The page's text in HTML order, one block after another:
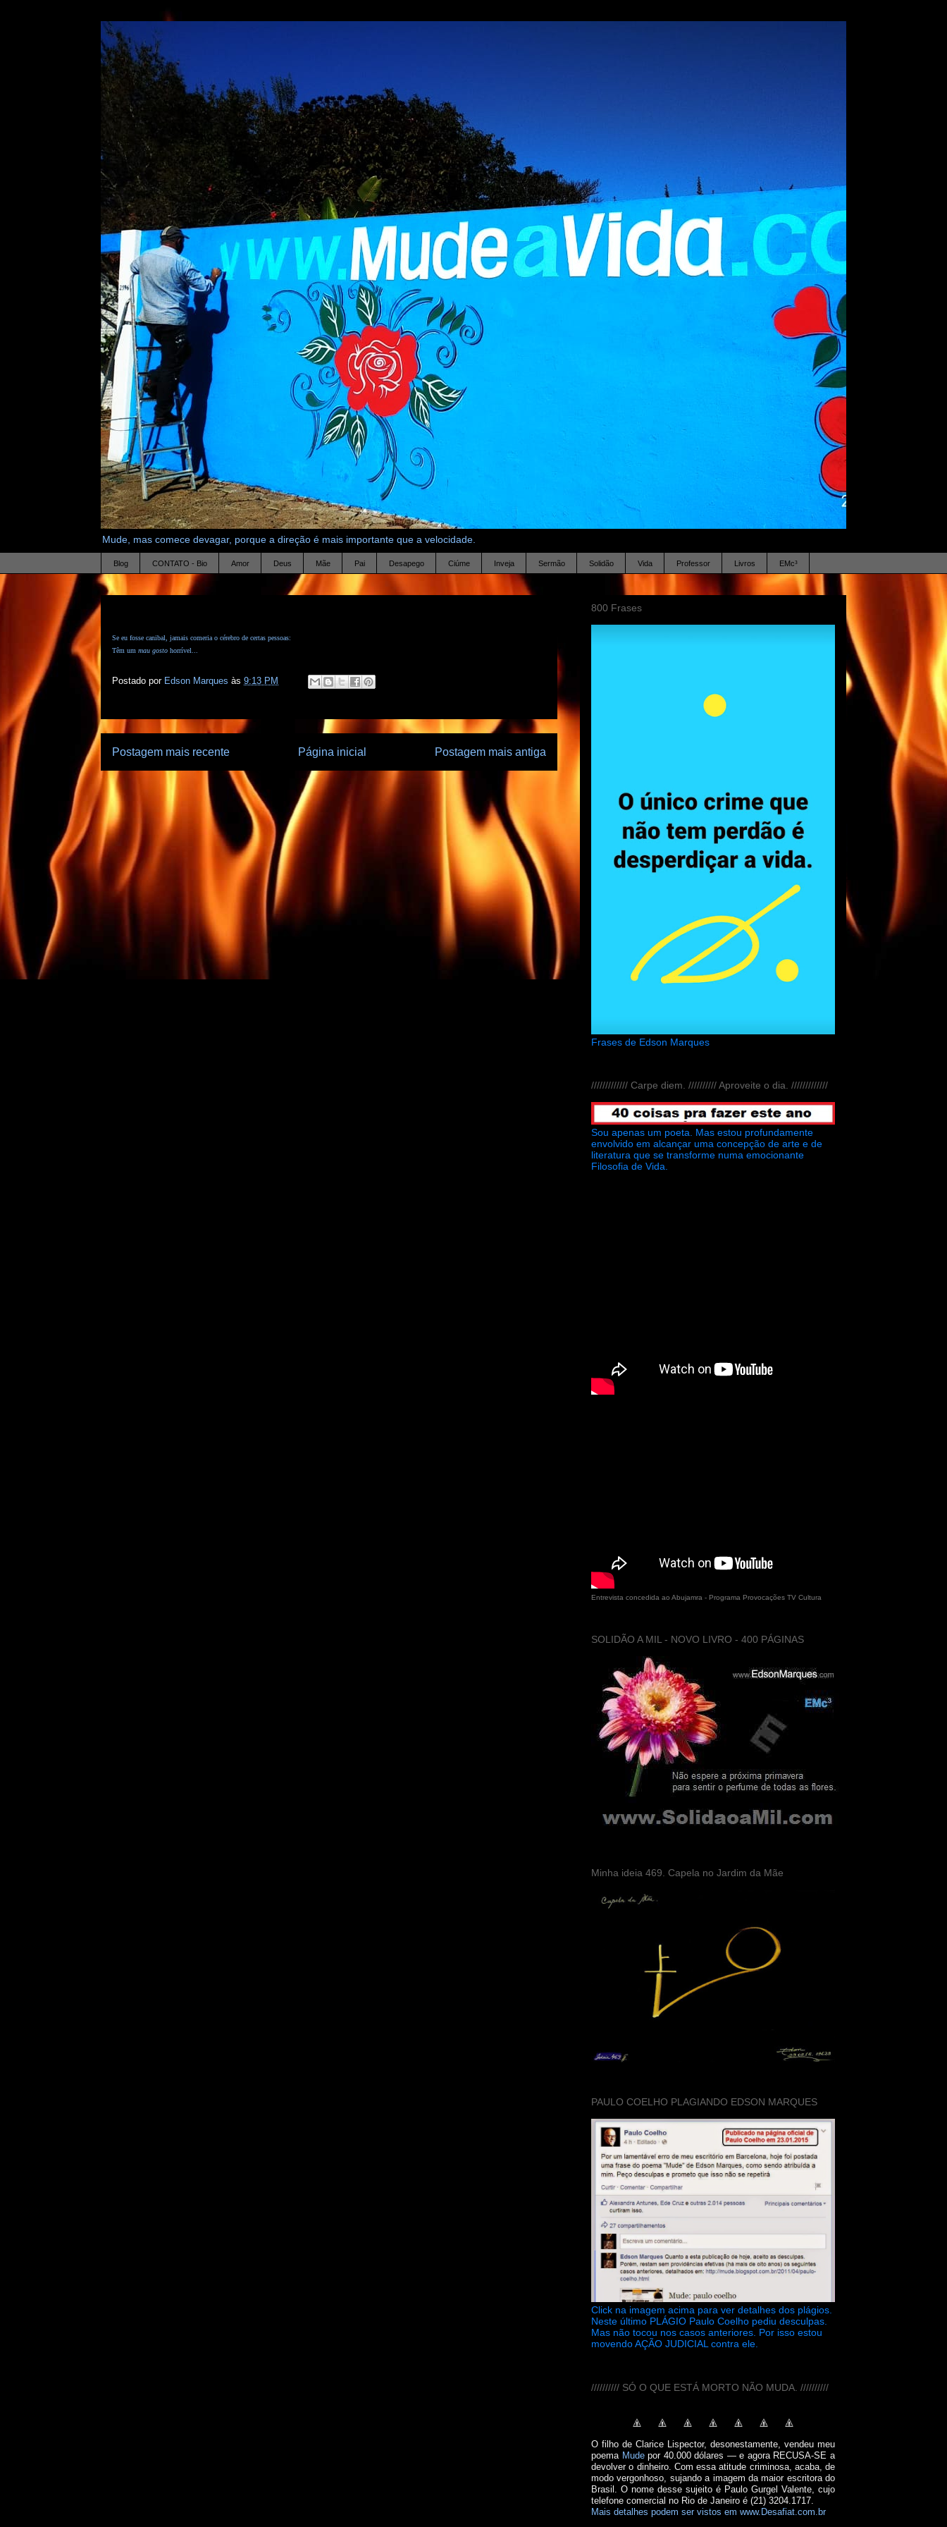
Mude, mas comece devagar, porque a direção é mais importante que a velocidade.
Blog CONTATO - Bio Amor Deus Mãe Pai Desapego Ciúme Inveja Sermão Solidão Vida Professor Livros EMc³
Se eu fosse canibal, jamais comeria o cérebro de certas pessoas:
Têm um mau gosto horrível...
Postado por Edson Marques às 9:13 PM
Postagem mais recente Postagem mais antiga
Página inicial
800 Frases
Frases de Edson Marques
///////////// Carpe diem. ////////// Aproveite o dia. /////////////
Sou apenas um poeta. Mas estou profundamente
envolvido em alcançar uma concepção de arte e de
literatura que se transforme numa emocionante
Filosofia de Vida.
Entrevista concedida ao Abujamra - Programa Provocações TV Cultura
SOLIDÃO A MIL - NOVO LIVRO - 400 PÁGINAS
Minha ideia 469. Capela no Jardim da Mãe
PAULO COELHO PLAGIANDO EDSON MARQUES
Click na imagem acima para ver detalhes dos plágios.
Neste último PLÁGIO Paulo Coelho pediu desculpas.
Mas não tocou nos casos anteriores. Por isso estou
movendo AÇÃO JUDICIAL contra ele.
////////// SÓ O QUE ESTÁ MORTO NÃO MUDA. //////////
O filho de Clarice Lispector, desonestamente, vendeu meu
poema Mudepor 40.000 dólares — e agora RECUSA-SE a
devolver o dinheiro. Com essa atitude criminosa, acaba, de
modo vergonhoso, sujando a imagem da maior escritora do
Brasil. O nome desse sujeito é Paulo Gurgel Valente, cujo
telefone comercial no Rio de Janeiro é (21) 3204.1717.
Mais detalhes podem ser vistos em www.Desafiat.com.br